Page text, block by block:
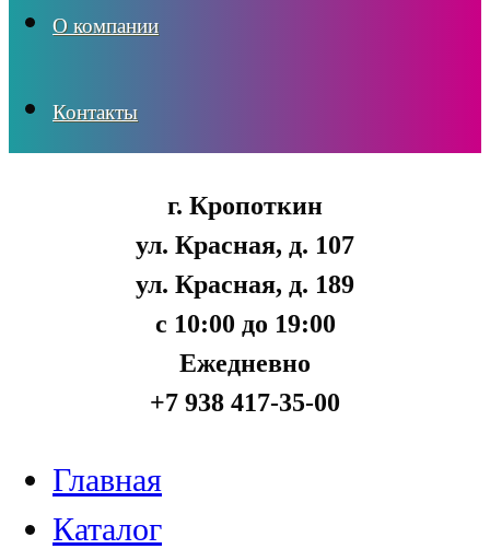
О компании
Контакты
г. Кропоткин
ул. Красная, д. 107
ул. Красная, д. 189
с 10:00 до 19:00
Ежедневно
+7 938 417-35-00
Главная
Каталог